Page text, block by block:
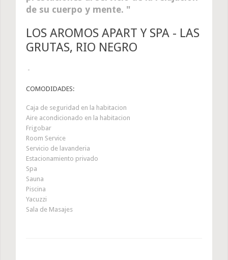
de su cuerpo y mente.
LOS AROMOS APART Y SPA - LAS
GRUTAS, RIO NEGRO
-
COMODIDADES:
Caja de seguridad en la habitacion
Aire acondicionado en la habitacion
Frigobar
Room Service
Servicio de lavanderia
Estacionamiento privado
Spa
Sauna
Piscina
Yacuzzi
Sala de Masajes